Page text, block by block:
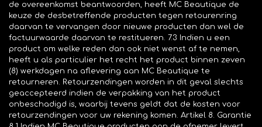
de overeenkomst beantwoorden, heeft MC Beautique de
keuze de desbetreffende producten tegen retourenring
daarvan te vervangen door nieuwe producten dan wel de
factuurwaarde daarvan te restitueren. 7.3 Indien u een
product om welke reden dan ook niet wenst af te nemen,
heeft u als particulier het recht het product binnen zeven
(8) werkdagen na aflevering aan MC Beautique te
retourneren. Retourzendingen worden in dit geval slechts
geaccepteerd indien de verpakking van het product
onbeschadigd is, waarbij tevens geldt dat de kosten voor
retourzendingen voor uw rekening komen. Artikel 8. Garantie